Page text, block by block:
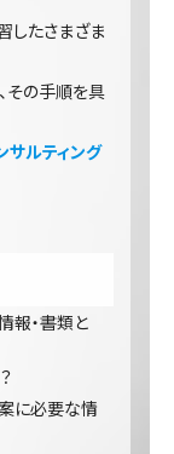
したさまざま
その手順を具
サルティング
報・書類と
に必要な情